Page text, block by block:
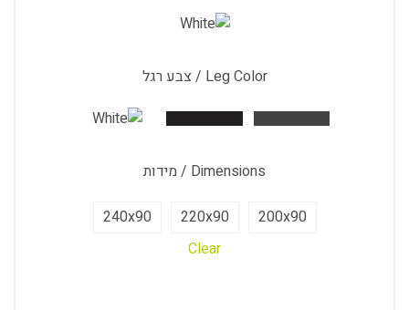
Leg Color / צבע רגל
Dimensions / מידות
200x90
220x90
240x90
Clear